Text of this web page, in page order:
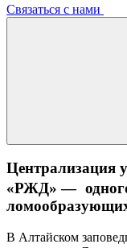
Связаться с нами
Централизация
«РЖД» —
В Алтайском